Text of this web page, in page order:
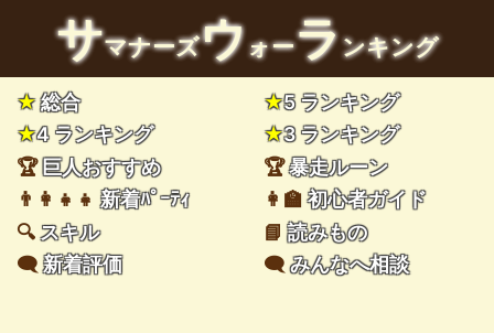
サマナーズウォーランキング
★総合 ★5 ランキング
★4 ランキング ★3 ランキング
🏆巨人おすすめ 🏆暴走ルーン
👨‍👩‍👧‍👧新着ﾊﾟｰﾃｨ 👩‍🏫初心者ガイド
🔍スキル 📘読みもの
🗨️新着評価 🗨️みんなへ相談